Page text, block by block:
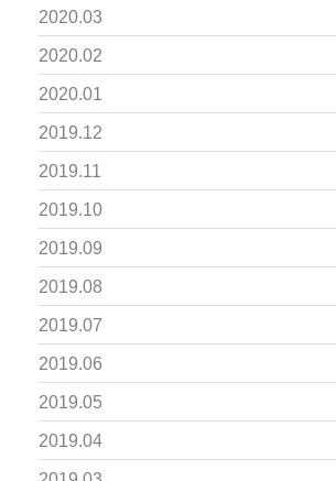
2020.03
2020.02
2020.01
2019.12
2019.11
2019.10
2019.09
2019.08
2019.07
2019.06
2019.05
2019.04